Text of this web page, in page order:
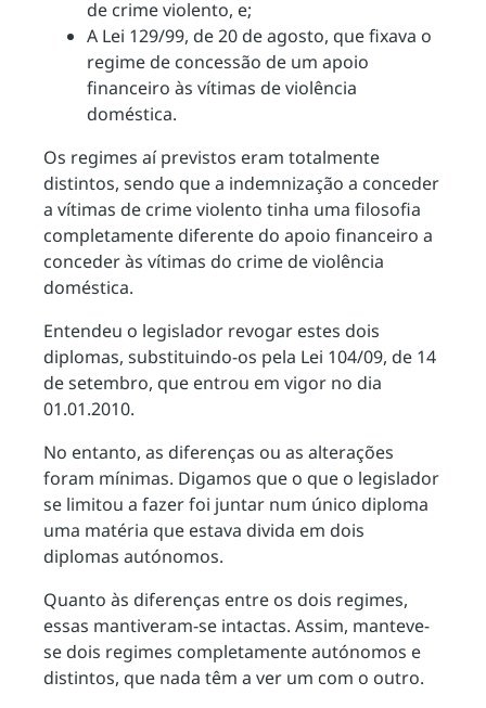
de crime violento, e;
A Lei 129/99, de 20 de agosto, que fixava o
regime de concessão de um apoio
financeiro às vítimas de violência
doméstica.
Os regimes aí previstos eram totalmente
distintos, sendo que a indemnização a conceder
a vítimas de crime violento tinha uma filosofia
completamente diferente do apoio financeiro a
conceder às vítimas do crime de violência
doméstica.
Entendeu o legislador revogar estes dois
diplomas, substituindo-os pela Lei 104/09, de 14
de setembro, que entrou em vigor no dia
01.01.2010.
No entanto, as diferenças ou as alterações
foram mínimas. Digamos que o que o legislador
se limitou a fazer foi juntar num único diploma
uma matéria que estava divida em dois
diplomas autónomos.
Quanto às diferenças entre os dois regimes,
essas mantiveram-se intactas. Assim, manteve-
se dois regimes completamente autónomos e
distintos, que nada têm a ver um com o outro.